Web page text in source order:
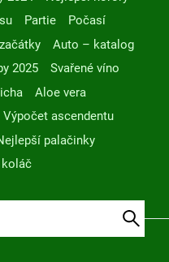
Partie
Počasí
Auto – katalog
2025
Svařené víno
Aloe vera
Výpočet ascendentu
palačinky